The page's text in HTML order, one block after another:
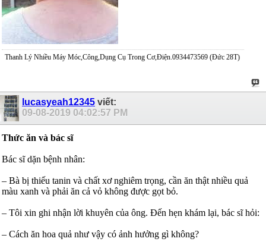
Thanh Lý Nhiều Máy Móc,Công,Dụng Cụ Trong Cơ,Điện.0934473569 (Đức 28T)
lucasyeah12345 viết:
09-08-2019 04:02:57 PM
Thức ăn và bác sĩ
Bác sĩ dặn bệnh nhân:
– Bà bị thiếu tanin và chất xơ nghiêm trọng, cần ăn thật nhiều quả
màu xanh và phải ăn cả vỏ không được gọt bỏ.
– Tôi xin ghi nhận lời khuyên của ông. Đến hẹn khám lại, bác sĩ hỏi:
– Cách ăn hoa quả như vậy có ảnh hưởng gì không?